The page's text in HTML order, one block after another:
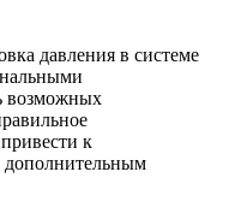
давления в системе
возможных
к
дополнительным